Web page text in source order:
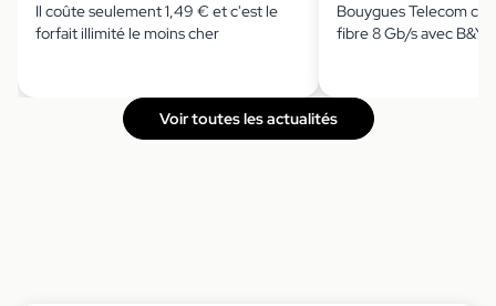
Il coûte seulement 1,49 € et c'est le
forfait illimité le moins cher
Bouygues Telecom
fibre 8 Gb/s avec
Voir toutes les actualités